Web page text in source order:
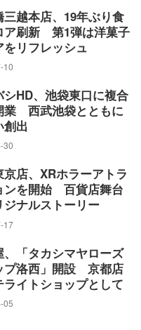
ングスグループDX推進
行役員店舗運営本部長兼
三越本店、19年ぶり食
ア刷新 第1弾は洋菓子
をリフレッシュ
10
シHD、池袋東口に複合
業 西武池袋とともに
創出
30
京店、XRホラーアトラ
ンを開始 百貨店舞台
ジナルストーリー
17
、「タカシマヤローズ
プ洛西」開設 京都店
ライトショップとして
05